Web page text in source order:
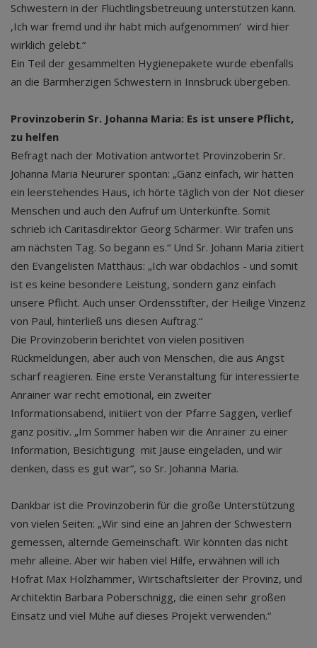
Schwestern in der Flüchtlingsbetreuung unterstützen kann.
‚Ich war fremd und ihr habt mich aufgenommen‘ wird hier
wirklich gelebt.“
Ein Teil der gesammelten Hygienepakete wurde ebenfalls
an die Barmherzigen Schwestern in Innsbruck übergeben.
Provinzoberin Sr. Johanna Maria: Es ist unsere Pflicht,
zu helfen
Befragt nach der Motivation antwortet Provinzoberin Sr.
Johanna Maria Neururer spontan: „Ganz einfach, wir hatten
ein leerstehendes Haus, ich hörte täglich von der Not dieser
Menschen und auch den Aufruf um Unterkünfte. Somit
schrieb ich Caritasdirektor Georg Schärmer. Wir trafen uns
am nächsten Tag. So begann es.“ Und Sr. Johann Maria zitiert
den Evangelisten Matthäus: „Ich war obdachlos - und somit
ist es keine besondere Leistung, sondern ganz einfach
unsere Pflicht. Auch unser Ordensstifter, der Heilige Vinzenz
von Paul, hinterließ uns diesen Auftrag.“
Die Provinzoberin berichtet von vielen positiven
Rückmeldungen, aber auch von Menschen, die aus Angst
scharf reagieren. Eine erste Veranstaltung für interessierte
Anrainer war recht emotional, ein zweiter
Informationsabend, initiiert von der Pfarre Saggen, verlief
ganz positiv. „Im Sommer haben wir die Anrainer zu einer
Information, Besichtigung mit Jause eingeladen, und wir
denken, dass es gut war“, so Sr. Johanna Maria.
Dankbar ist die Provinzoberin für die große Unterstützung
von vielen Seiten: „Wir sind eine an Jahren der Schwestern
gemessen, alternde Gemeinschaft. Wir könnten das nicht
mehr alleine. Aber wir haben viel Hilfe, erwähnen will ich
Hofrat Max Holzhammer, Wirtschaftsleiter der Provinz, und
Architektin Barbara Poberschnigg, die einen sehr großen
Einsatz und viel Mühe auf dieses Projekt verwenden.“